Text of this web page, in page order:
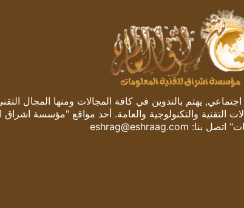
يهتم بالتدوين في كافة المجالات ومنها المجال
التقنية والتكنولوجية والعامة. أحد مواقع "مؤسسة اشراق
اتصل بنا: eshrag@eshraag.com